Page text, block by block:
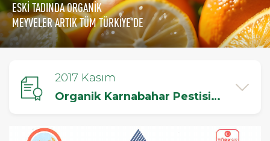
ESKİ TADINDA ORGANİK
MEYVELER ARTIK TÜM TÜRKİYE'DE
2017 Kasım
Organik Karnabahar Pestisit Testi